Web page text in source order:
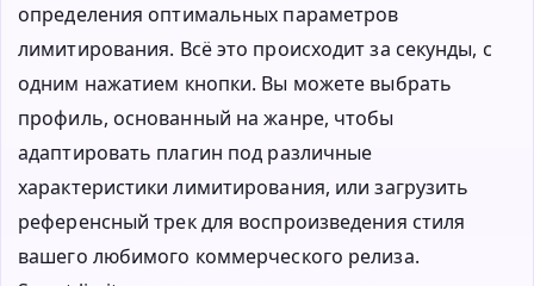
определения оптимальных параметров
лимитирования. Всё это происходит за секунды, с
одним нажатием кнопки. Вы можете выбрать
профиль, основанный на жанре, чтобы
адаптировать плагин под различные
характеристики лимитирования, или загрузить
референсный трек для воспроизведения стиля
вашего любимого коммерческого релиза.